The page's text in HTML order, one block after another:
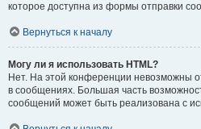
которое доступна из формы отправки
Вернуться к началу
Могу ли я использовать HTML?
Нет. На этой конференции невозможны
в сообщениях. Большая часть
сообщений может быть реализована с